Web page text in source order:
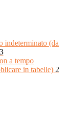
indeterminato (da
3
a tempo
in tabelle) 2